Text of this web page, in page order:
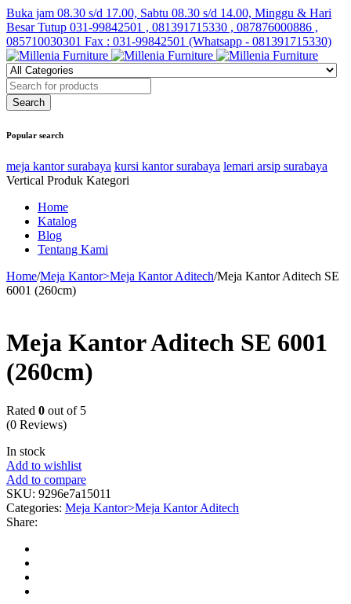
Buka jam 08.30 s/d 17.00, Sabtu 08.30 s/d 14.00, Minggu & Hari
Besar Tutup 031-99842501 , 081391715330 , 087876000886 ,
085710030301 Fax : 031-99842501 (Whatsapp - 081391715330)
Popular search
meja kantor surabaya kursi kantor surabaya lemari arsip surabaya
Vertical Produk Kategori
Home
Katalog
Blog
Tentang Kami
Home/Meja Kantor>Meja Kantor Aditech/Meja Kantor Aditech SE
6001 (260cm)
Meja Kantor Aditech SE 6001
(260cm)
Rated 0 out of 5
(0 Reviews)
In stock
Add to wishlist
Add to compare
SKU: 9296e7a15011
Categories: Meja Kantor>Meja Kantor Aditech
Share: